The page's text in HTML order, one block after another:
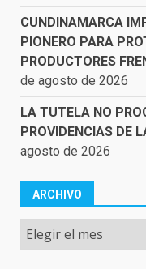
CUNDINAMARCA
PIONERO PARA
PRODUCTORES
de agosto de 2026
LA TUTELA NO
PROVIDENCIAS DE
agosto de 2026
ARCHIVO
Archivo